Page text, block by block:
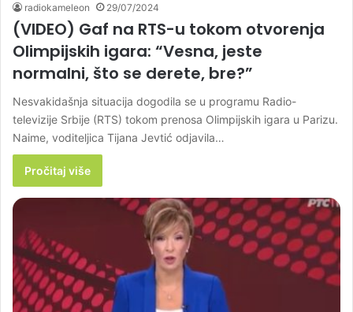
radiokameleon 29/07/2024
(VIDEO) Gaf na RTS-u tokom otvorenja
Olimpijskih igara: “Vesna, jeste
normalni, što se derete, bre?”
Nesvakidašnja situacija dogodila se u programu Radio-
televizije Srbije (RTS) tokom prenosa Olimpijskih igara u Parizu.
Naime, voditeljica Tijana Jevtić odjavila…
Pročitaj više